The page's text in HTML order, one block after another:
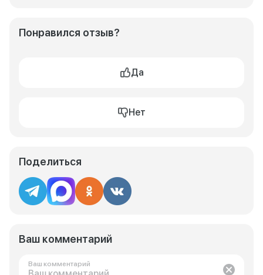
Понравился отзыв?
Да
Нет
Поделиться
Ваш комментарий
Ваш комментарий